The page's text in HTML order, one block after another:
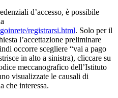
d’accesso, è possibile
registrarsi.html. Solo per il
l’accettazione preliminare
occorre scegliere “vai a pago
in alto a sinistra), cliccare su
meccanografico dell’Istituto
visualizzate le causali di
che interessa.